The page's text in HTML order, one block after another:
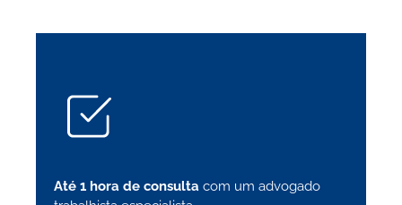
Até 1 hora de consulta com um advogado